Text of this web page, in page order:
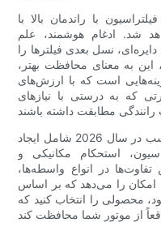
با راندمان بالا با
شد. ادغام هوشمند، علم
نسل بعدی فیلترها را
به معنای محافظت بهتر،
است که با ارزش‌های
که به درستی با نیازهای
به طور خلاصه، انتخاب فیلتر روغن مناسب در سال 2026 شامل ایجاد
استحکام مکانیکی و
در انواع واسطه‌ها،
امکان را می‌دهد که بر اساس
محصولی را انتخاب کنید که